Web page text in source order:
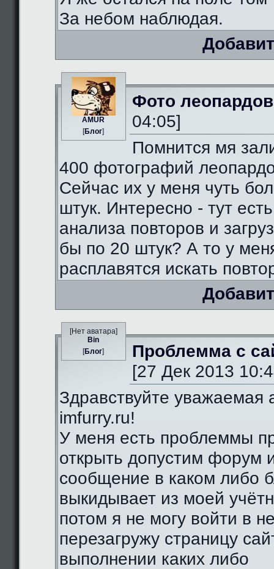
За небом наблюдая.
AMUR
[Блог]
Фото леопардов
04:05]
Помнится мя
400 фотографий
Сейчас их у меня чуть
штук. Интересно - тут
анализа повторов и
бы по 20 штук? А то у
расплавятся искать
[Нет аватара]
Bin
[Блог]
Проблемма с
[27 Дек 2013
Здравствуйте уважаемая
imfurry.ru!
У меня есть проблеммы
открыть допустим форум
сообщение в каком либо
выкидывает из моей
потом я не могу войти в
перезагружу страницу
выполнении каких либо